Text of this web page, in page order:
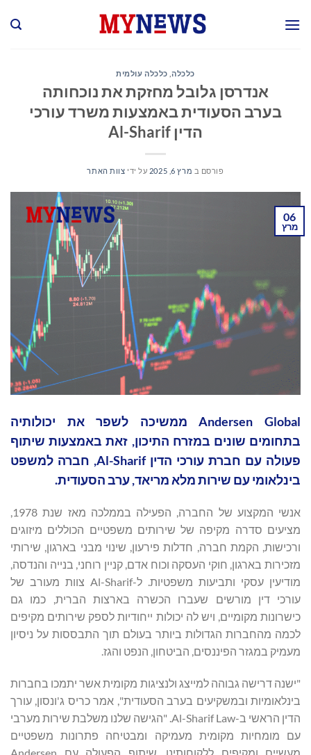
כלכלה, כלכלה עולמית
אנדרסן גלובל מחזקת את נוכחותה
בערב הסעודית באמצעות משרד עורכי
הדין Al-Sharif
פורסם ב מרץ 6, 2025 על ידי צוות האתר
06
מרץ
Andersen Global ממשיכה לשפר את יכולותיה
בתחומים שונים במזרח התיכון, זאת באמצעות שיתוף
פעולה עם חברת עורכי הדין Al-Sharif, חברה למשפט
בינלאומי עם שירות מלא מריאד, ערב הסעודית.
אנשי המקצוע של החברה, הפעילה בממלכה מאז שנת 1978,
מציעים סדרה מקיפה של שירותים משפטיים הכוללים מיזוגים
ורכישות, הקמת חברה, חדלות פירעון, שינוי מבני בארגון, שירותי
מזכירות בארגון, חוקי העסקה וכוח אדם, קניין רוחני, בנייה והנדסה,
מודיעין עסקי ותביעות משפטיות. ל-Al-Sharif צוות מעורב של
עורכי דין מורשים שעברו הכשרה בארצות הברית, כמו גם
כישרונות מקומיים, ויש לה יכולות ייחודיות לספק שירותים מקיפים
לכמה מהחברות הגדולות ביותר בעולם תוך התבססות על ניסיון
מעמיק במגזר הפיננסים, הביטחון, הנפט והגז.
"ישנה דרישה גבוהה למייצג ולנציגות מקומית אשר יתמכו בחברות
בינלאומיות ובמשקיעים בערב הסעודית", אמר כריס ג'ונסון, עורך
הדין הראשי ב-Al-Sharif Law. "הגישה שלנו משלבת שירות מערבי
עם מומחיות מקומית מעמיקה ומבטיחה פתרונות משפטיים